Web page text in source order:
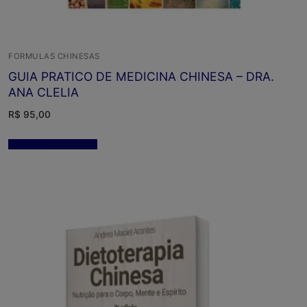
FORMULAS CHINESAS
GUIA PRATICO DE MEDICINA CHINESA – DRA.
ANA CLELIA
R$ 95,00